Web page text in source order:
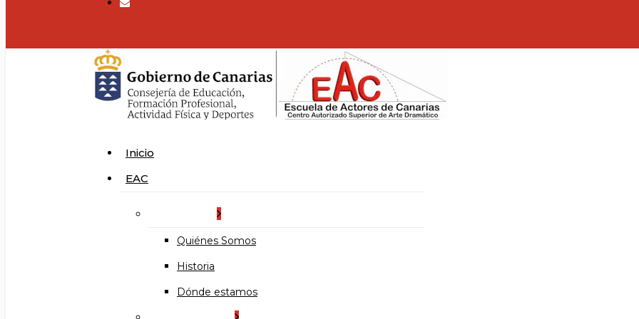
search
Menu
Inicio
EAC
Quiénes Somos
Historia
Dónde estamos